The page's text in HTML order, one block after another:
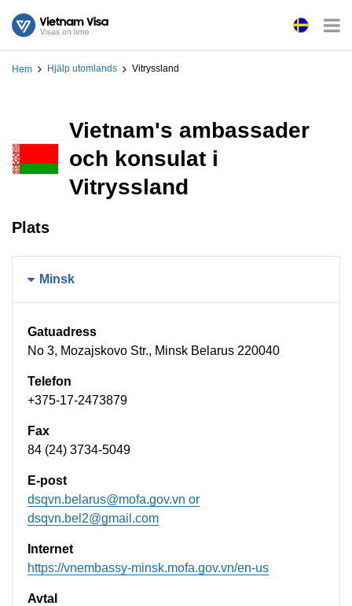
Hem Hjälp utomlands Vitryssland
Vietnam's ambassader
och konsulat i
Vitryssland
Plats
Minsk
Gatuadress
No 3, Mozajskovo Str., Minsk Belarus 220040
Telefon
+375-17-2473879
Fax
84 (24) 3734-5049
E-post
dsqvn.belarus@mofa.gov.vn or
dsqvn.bel2@gmail.com
Internet
https://vnembassy-minsk.mofa.gov.vn/en-us
Avtal